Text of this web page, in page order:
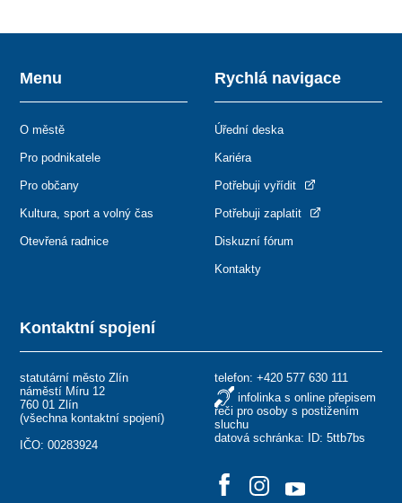
Kontaktní spojení
statutární město Zlín
náměstí Míru 12
760 01 Zlín
(všechna kontaktní spojení)
IČO: 00283924
telefon: +420 577 630 111
infolinka s online přepisem
řeči pro osoby s postižením
sluchu
datová schránka: ID: 5ttb7bs
Menu
O městě
Pro podnikatele
Pro občany
Kultura, sport a volný čas
Otevřená radnice
Rychlá navigace
Úřední deska
Kariéra
Potřebuji vyřídit
Potřebuji zaplatit
Diskuzní fórum
Kontakty